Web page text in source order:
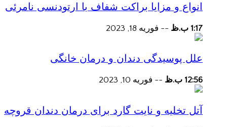
انواع و مزایا براکت شفاف با ارتودنسی نامرئی
1:17 ب.ظ -- فوریه 18, 2023
علل پوسیدگی دندان و درمان خانگی
12:56 ب.ظ -- فوریه 10, 2023
آتل تخلیه و نایت گارد برای درمان دندان قروچه